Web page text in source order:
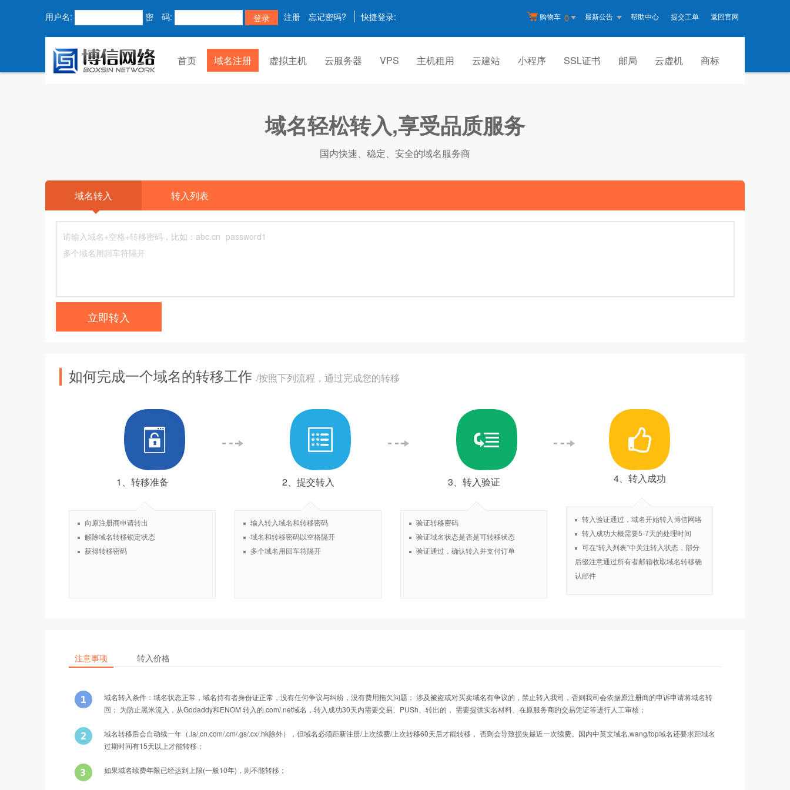
购物车 0 最新公告 帮助中心 提交工单 返回官网
用户名: 密 码: 注册 忘记密码? 快捷登录:
首页 域名注册 虚拟主机 云服务器 VPS 主机租用 云建站 小程序 SSL证书 邮局 云虚机 商标
域名轻松转入,享受品质服务
国内快速、稳定、安全的域名服务商
域名转入 转入列表
立即转入
如何完成一个域名的转移工作 /按照下列流程，通过完成您的转移
1、转移准备
向原注册商申请转出
解除域名转移锁定状态
获得转移密码
2、提交转入
输入转入域名和转移密码
域名和转移密码以空格隔开
多个域名用回车符隔开
3、转入验证
验证转移密码
验证域名状态是否是可转移状态
验证通过，确认转入并支付订单
4、转入成功
转入验证通过，域名开始转入博信网络
转入成功大概需要5-7天的处理时间
可在“转入列表”中关注转入状态，部分
后缀注意通过所有者邮箱收取域名转移确
认邮件
注意事项 转入价格
域名转入条件：域名状态正常，域名持有者身份证正常，没有任何争议与纠纷，没有费用拖欠问题； 涉及被盗或对买卖域名有争议的，禁止转入我司，否则我司会依据原注册商的申诉申请将域名转
回； 为防止黑米流入，从Godaddy和ENOM 转入的.com/.net域名，转入成功30天内需要交易、PUSh、转出的， 需要提供实名材料、在原服务商的交易凭证等进行人工审核；
域名转移后会自动续一年（.la/.cn.com/.cm/.gs/.cx/.hk除外），但域名必须距新注册/上次续费/上次转移60天后才能转移， 否则会导致损失最近一次续费。国内中英文域名,wang/top域名还要求距域名
过期时间有15天以上才能转移；
如果域名续费年限已经达到上限(一般10年)，则不能转移；